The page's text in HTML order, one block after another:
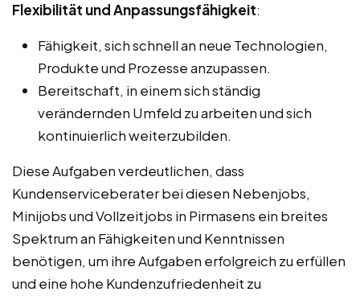
Flexibilität und Anpassungsfähigkeit:
Fähigkeit, sich schnell an neue Technologien,
Produkte und Prozesse anzupassen.
Bereitschaft, in einem sich ständig
verändernden Umfeld zu arbeiten und sich
kontinuierlich weiterzubilden.
Diese Aufgaben verdeutlichen, dass
Kundenserviceberater bei diesen Nebenjobs,
Minijobs und Vollzeitjobs in Pirmasens ein breites
Spektrum an Fähigkeiten und Kenntnissen
benötigen, um ihre Aufgaben erfolgreich zu erfüllen
und eine hohe Kundenzufriedenheit zu